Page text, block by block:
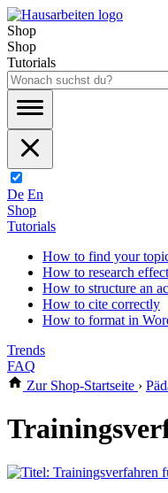
Shop
Shop
Tutorials
De En
Shop
Tutorials
How to find your
How to research
How to structure an
How to cite correctly
How to format in
Trends
FAQ
Zur Shop-Startseite ›